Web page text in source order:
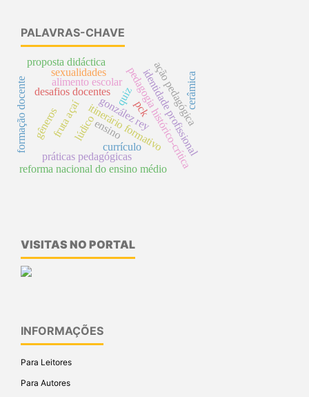
PALAVRAS-CHAVE
gonzález rey
desafios docentes
currículo
práticas pedagógicaspedagogia histórico-crítica
reforma nacional do ensino médio
itinerário formativoidentidade profissional
formação docente fruta açaí
alimento escolar
lúdico
ação pedagógica
quiz
gêneros
cerâmica
proposta didáctica
sexualidades
pck
ensino
VISITAS NO PORTAL
INFORMAÇÕES
Para Leitores
Para Autores